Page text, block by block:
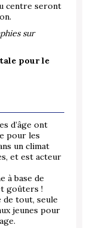
centre seront
sur
pour le
d’âge ont
pour les
un climat
et est acteur
à base de
goûters !
de tout, seule
jeunes pour